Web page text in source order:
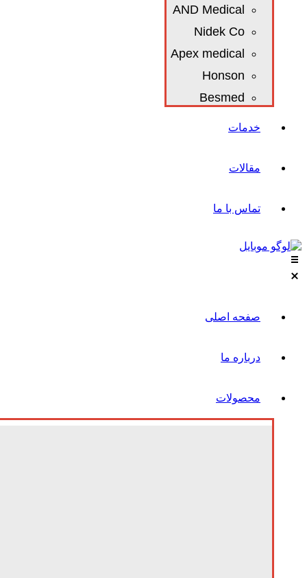
AND Medical
Nidek Co
Apex medical
Honson
Besmed
خدمات
مقالات
تماس با ما
صفحه اصلی
درباره ما
محصولات